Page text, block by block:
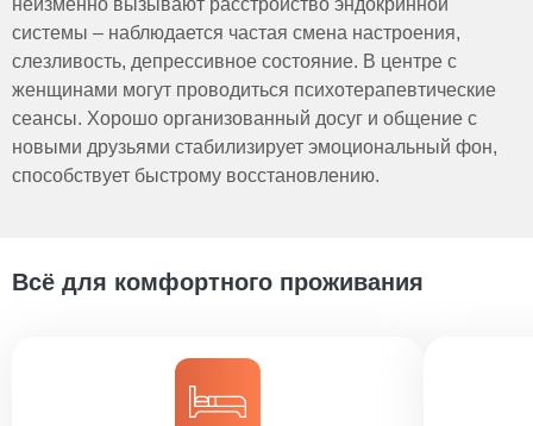
неизменно вызывают расстройство эндокринной
системы – наблюдается частая смена настроения,
слезливость, депрессивное состояние. В центре с
женщинами могут проводиться психотерапевтические
сеансы. Хорошо организованный досуг и общение с
новыми друзьями стабилизирует эмоциональный фон,
способствует быстрому восстановлению.
Всё для комфортного проживания